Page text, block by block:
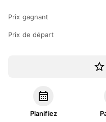
Prix gagnant
Prix de départ
Planifiez